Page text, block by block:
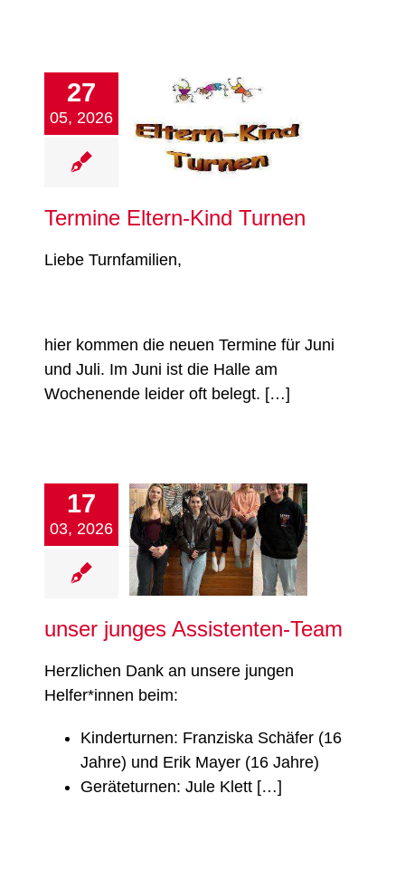
27
05, 2026
Eltern-Kind
Turnen
Termine Eltern-Kind Turnen
Liebe Turnfamilien,
hier kommen die neuen Termine für Juni
und Juli. Im Juni ist die Halle am
Wochenende leider oft belegt. […]
17
03, 2026
unser junges
Team
Verein
unser junges Assistenten-Team
Herzlichen Dank an unsere jungen
Helfer*innen beim:
Kinderturnen: Franziska Schäfer (16
Jahre) und Erik Mayer (16 Jahre)
Geräteturnen: Jule Klett […]